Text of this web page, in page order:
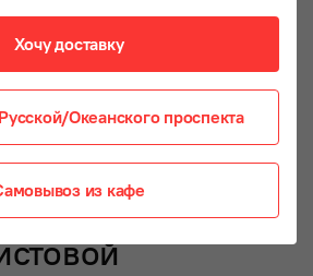
Хочу доставку
Океанского проспекта
из кафе